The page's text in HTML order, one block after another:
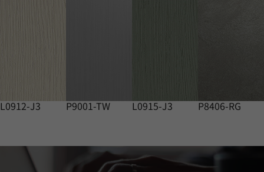
L0912-J3 P9001-TW L0915-J3 P8406-RG